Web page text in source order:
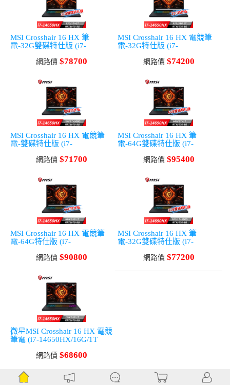
MSI Crosshair 16 HX 筆
電-32G雙碟特仕版 (i7-
0-8G/Win11)
網路價 $78700
MSI Crosshair 16 HX 電競筆
電-32G特仕版 (i7-
SSD/RTX5070-8G/Win11)
網路價 $74200
MSI Crosshair 16 HX 電競筆
電-雙碟特仕版 (i7-
070-8G/Win11)
網路價 $71700
MSI Crosshair 16 HX 筆
電-64G雙碟特仕版 (i7-
0-8G/Win11)
網路價 $95400
MSI Crosshair 16 HX 電競筆
電-64G特仕版 (i7-
SSD/RTX5070-8G/Win11)
網路價 $90800
MSI Crosshair 16 HX 筆
電-32G雙碟特仕版 (i7-
070-8G/Win11)
網路價 $77200
微星MSI Crosshair 16 HX 電競
筆電 (i7-14650HX/16G/1T
網路價 $68600